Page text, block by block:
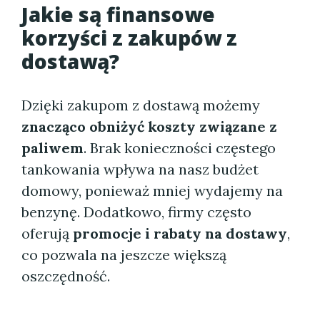
Jakie są finansowe
korzyści z zakupów z
dostawą?
Dzięki zakupom z dostawą możemy
znacząco obniżyć koszty związane z
paliwem. Brak konieczności częstego
tankowania wpływa na nasz budżet
domowy, ponieważ mniej wydajemy na
benzynę. Dodatkowo, firmy często
oferują promocje i rabaty na dostawy,
co pozwala na jeszcze większą
oszczędność.